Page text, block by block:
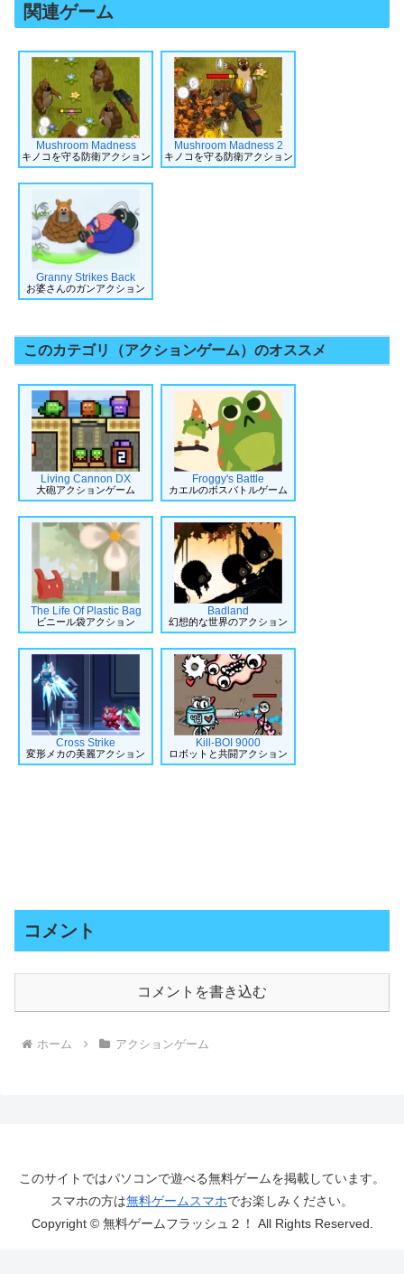
関連ゲーム
Mushroom Madness
キノコを守る防衛アクション
Mushroom Madness 2
キノコを守る防衛アクション
Granny Strikes Back
お婆さんのガンアクション
このカテゴリ（アクションゲーム）のオススメ
Living Cannon DX
大砲アクションゲーム
Froggy's Battle
カエルのボスバトルゲーム
The Life Of Plastic Bag
ビニール袋アクション
Badland
幻想的な世界のアクション
Cross Strike
変形メカの美麗アクション
Kill-BOI 9000
ロボットと共闘アクション
コメント
コメントを書き込む
ホーム アクションゲーム
このサイトではパソコンで遊べる無料ゲームを掲載しています。
スマホの方は無料ゲームスマホでお楽しみください。
Copyright © 無料ゲームフラッシュ２！ All Rights Reserved.